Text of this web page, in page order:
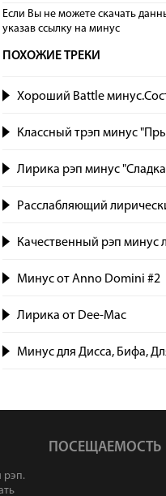
Если Вы не можете скачать
указав сcылку на минус
ПОХОЖИЕ ТРЕКИ
Хороший Battle
Класcный трэп минус
Лирика рэп минус
Расслабляющий
Качественный рэп минус
Минус от Anno Domini #2
Лирика от Dee-Mac
Минус для Дисса, Бифа,
рэп.
ПОСЕЩАЕМОСТЬ